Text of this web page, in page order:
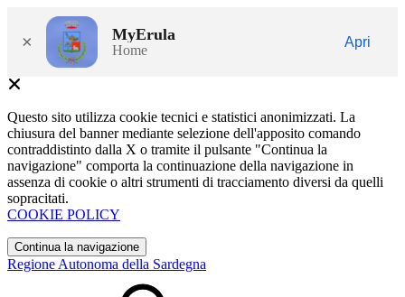
× MyErula
Home
Apri
Questo sito utilizza cookie tecnici e statistici anonimizzati. La
chiusura del banner mediante selezione dell'apposito comando
contraddistinto dalla X o tramite il pulsante "Continua la
navigazione" comporta la continuazione della navigazione in
assenza di cookie o altri strumenti di tracciamento diversi da quelli
sopracitati.
COOKIE POLICY
Continua la navigazione
Regione Autonoma della Sardegna